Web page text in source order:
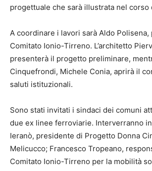
progettuale che sarà illustrata nel corso
A coordinare i lavori sarà Aldo
Comitato Ionio-Tirreno. L’architetto
presenterà il progetto preliminare,
Cinquefrondi, Michele Conia, aprirà il
saluti istituzionali.
Sono stati invitati i sindaci dei comuni
due ex linee ferroviarie. Interverranno
Ieranò, presidente di Progetto Donna
Melicucco; Francesco Tropeano,
Comitato Ionio-Tirreno per la mobilità